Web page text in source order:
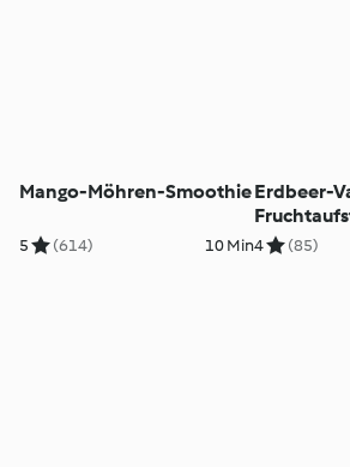
Mango-Möhren-Smoothie
5 (614) 10 Min
Erdbeer-
4 (85)